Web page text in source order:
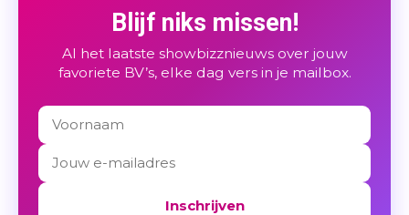
Blijf niks missen!
Al het laatste showbizznieuws over jouw
favoriete BV’s, elke dag vers in je mailbox.
Inschrijven